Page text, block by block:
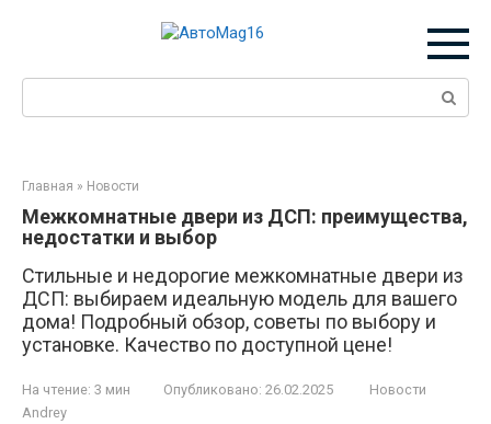
Поиск:
Главная » Новости
Межкомнатные двери из ДСП: преимущества,
недостатки и выбор
Стильные и недорогие межкомнатные двери из
ДСП: выбираем идеальную модель для вашего
дома! Подробный обзор, советы по выбору и
установке. Качество по доступной цене!
На чтение: 3 мин Опубликовано: 26.02.2025
Новости
Andrey